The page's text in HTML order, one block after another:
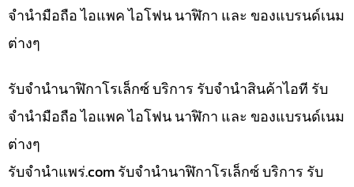
จำนำมือถือ ไอแพค ไอโฟน นาฬิกา และ ของแบรนด์เนม
ต่างๆ
รับจำนำนาฬิกาโรเล็กซ์ บริการ รับจำนำสินค้าไอที รับ
จำนำมือถือ ไอแพค ไอโฟน นาฬิกา และ ของแบรนด์เนม
ต่างๆ
รับจํานําแพร่.com รับจำนำนาฬิกาโรเล็กซ์ บริการ รับ